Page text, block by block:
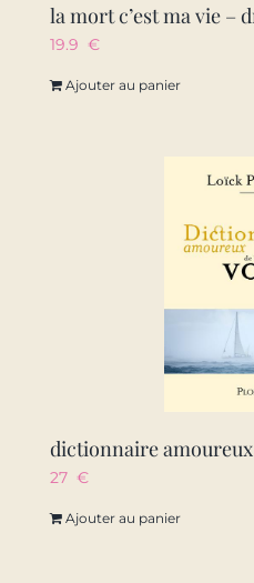
19.9 €
Ajouter au panier
dictionnaire
27 €
Ajouter au panier